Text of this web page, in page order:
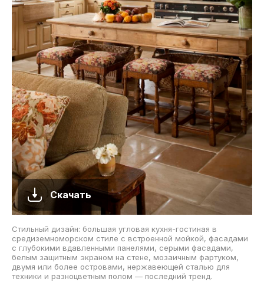
Скачать
Стильный дизайн: большая угловая кухня-гостиная в
средиземноморском стиле с встроенной мойкой, фасадами
с глубокими вдавленными панелями, серыми фасадами,
белым защитным экраном на стене, мозаичным фартуком,
двумя или более островами, нержавеющей сталью для
техники и разноцветным полом — последний тренд.